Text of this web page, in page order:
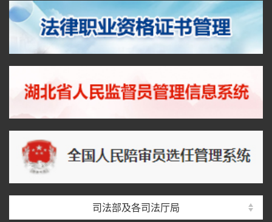
司法部及各司法厅局